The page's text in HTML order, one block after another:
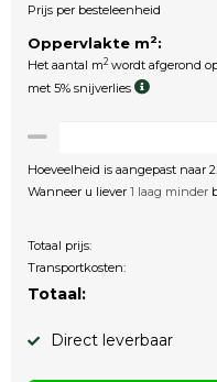
Prijs per besteleenheid
Oppervlakte m2:
Het aantal m2 wordt afgerond
met 5% snijverlies
Hoeveelheid is aangepast naar
Wanneer u liever 1 laag minder
Totaal prijs:
Transportkosten:
Totaal:
Direct leverbaar